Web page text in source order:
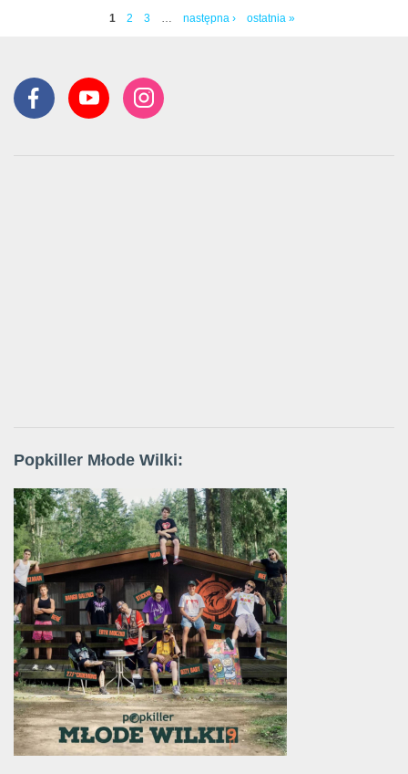
1 2 3 następna › ostatnia »
Popkiller Młode Wilki: